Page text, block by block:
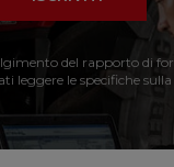
del rapporto di
leggere le specifiche